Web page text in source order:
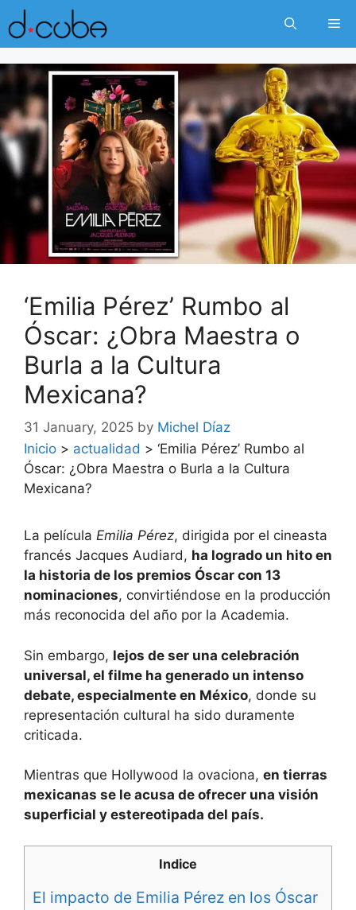
Skip
to
content
‘Emilia Pérez’ Rumbo al
Óscar: ¿Obra Maestra o
Burla a la Cultura
Mexicana?
31 January, 2025 by Michel Díaz
Inicio > actualidad > ‘Emilia Pérez’ Rumbo al
Óscar: ¿Obra Maestra o Burla a la Cultura
Mexicana?
La película Emilia Pérez, dirigida por el cineasta
francés Jacques Audiard, ha logrado un hito en
la historia de los premios Óscar con 13
nominaciones, convirtiéndose en la producción
más reconocida del año por la Academia.
Sin embargo, lejos de ser una celebración
universal, el filme ha generado un intenso
debate, especialmente en México, donde su
representación cultural ha sido duramente
criticada.
Mientras que Hollywood la ovaciona, en tierras
mexicanas se le acusa de ofrecer una visión
superficial y estereotipada del país.
Indice
El impacto de Emilia Pérez en los Óscar